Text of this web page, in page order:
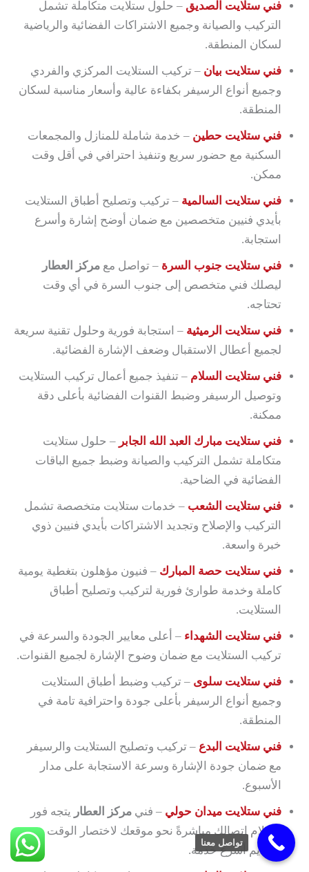
فني ستلايت الصديق – حلول ستلايت متكاملة تشمل
التركيب والصيانة وجميع الاشتراكات الفضائية والرياضية
لسكان المنطقة.
فني ستلايت بيان – تركيب الستلايت المركزي والفردي
وجميع أنواع الرسيفر بكفاءة عالية وأسعار مناسبة لسكان
المنطقة.
فني ستلايت حطين – خدمة شاملة للمنازل والمجمعات
السكنية مع حضور سريع وتنفيذ احترافي في أقل وقت
ممكن.
فني ستلايت السالمية – تركيب وتصليح أطباق الستلايت
بأيدي فنيين متخصصين مع ضمان أوضح إشارة وأسرع
استجابة.
فني ستلايت جنوب السرة – تواصل مع مركز العطار
ليصلك فني متخصص إلى جنوب السرة في أي وقت
تحتاجه.
فني ستلايت الرميثية – استجابة فورية وحلول تقنية سريعة
لجميع أعطال الاستقبال وضعف الإشارة الفضائية.
فني ستلايت السلام – تنفيذ جميع أعمال تركيب الستلايت
وتوصيل الرسيفر وضبط القنوات الفضائية بأعلى دقة
ممكنة.
فني ستلايت مبارك العبد الله الجابر – حلول ستلايت
متكاملة تشمل التركيب والصيانة وضبط جميع الباقات
الفضائية في الضاحية.
فني ستلايت الشعب – خدمات ستلايت متخصصة تشمل
التركيب والإصلاح وتجديد الاشتراكات بأيدي فنيين ذوي
خبرة واسعة.
فني ستلايت حصة المبارك – فنيون مؤهلون بتغطية يومية
كاملة وخدمة طوارئ فورية لتركيب وتصليح أطباق
الستلايت.
فني ستلايت الشهداء – أعلى معايير الجودة والسرعة في
تركيب الستلايت مع ضمان وضوح الإشارة لجميع القنوات.
فني ستلايت سلوى – تركيب وضبط أطباق الستلايت
وجميع أنواع الرسيفر بأعلى جودة واحترافية تامة في
المنطقة.
فني ستلايت البدع – تركيب وتصليح الستلايت والرسيفر
مع ضمان جودة الإشارة وسرعة الاستجابة على مدار
الأسبوع.
فني ستلايت ميدان حولي – فني مركز العطار يتجه فور
استلام اتصالك مباشرةً نحو موقعك لاختصار الوقت
وتقديم أسرع خدمة.
تواصل معنا